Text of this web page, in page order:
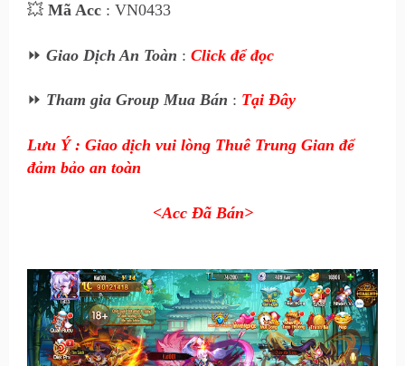
💥 Mã Acc : VN0433
⏩ Giao Dịch An Toàn : Click để đọc
⏩ Tham gia Group Mua Bán : Tại Đây
Lưu Ý : Giao dịch vui lòng Thuê Trung Gian để
đảm bảo an toàn
<Acc Đã Bán>